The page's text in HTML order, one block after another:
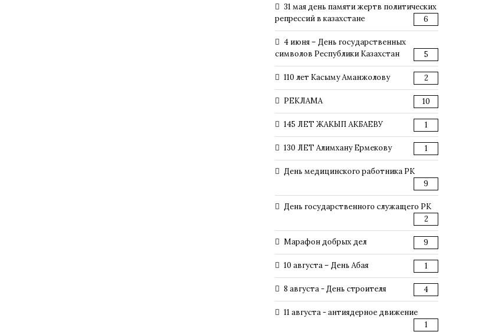
31 мая день памяти жертв политических
репрессий в казахстане
6
4 июня – День государственных
символов Республики Казахстан
5
110 лет Касыму Аманжолову 2
РЕКЛАМА 10
145 ЛЕТ ЖАКЫП АКБАЕВУ 1
130 ЛЕТ Алимхану Ермекову 1
День медицинского работника РК
9
День государственного служащего РК
2
Марафон добрых дел 9
10 августа – День Абая 1
8 августа - День строителя 4
11 августа - антиядерное движение
1